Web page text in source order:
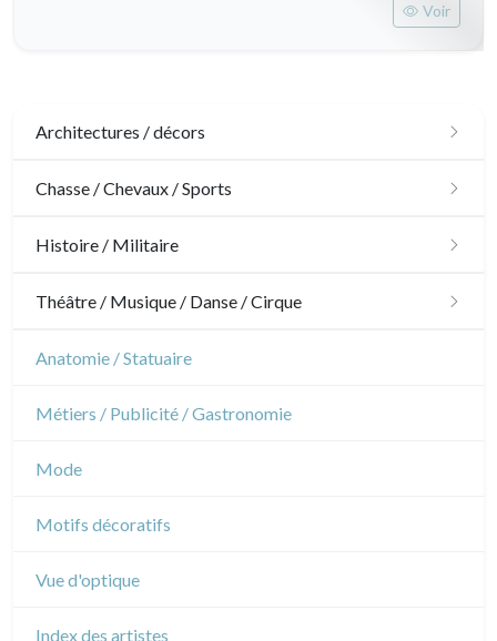
Voir
Architectures / décors
Architecture
Chasse / Chevaux / Sports
Chasse
Histoire / Militaire
Militaire
Théâtre / Musique / Danse / Cirque
Théâtre
Anatomie / Statuaire
Métiers / Publicité / Gastronomie
Mode
Motifs décoratifs
Vue d'optique
Index des artistes